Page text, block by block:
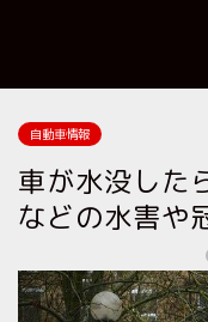
自動車情報
車が水没した
などの水害や